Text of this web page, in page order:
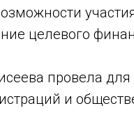
целевого
провела
и